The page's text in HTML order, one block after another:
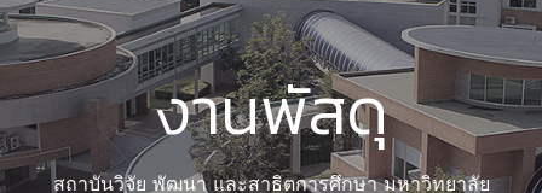
งานพัสดุ
สถาบันวิจัย พัฒนา และสาธิตการศึกษา มหาวิทยาลัย